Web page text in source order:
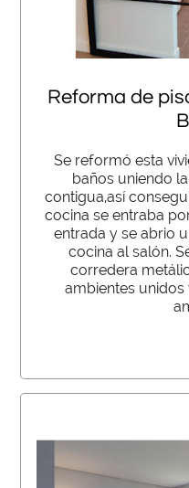
Reforma de
Se reformó esta
baños uniendo
contigua,así
cocina se entraba
entrada y se abrio
cocina al salón.
corredera
ambientes